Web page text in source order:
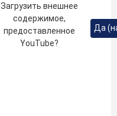
Загрузить внешнее
содержимое,
предоставленное
YouTube?
Да